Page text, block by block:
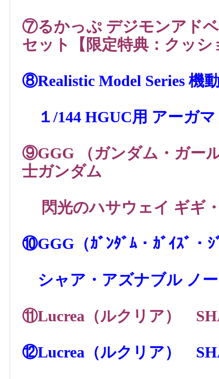
⑦るかっぷ デジモンアド
セット
【限定特典：クッ
⑧Realistic Model Series 機
１/144 HGUC用 アーガ
⑨GGG （ガンダム・ガー
士ガンダム
閃光のハサウェイ ギギ
⑩GGG（ｶﾞﾝﾀﾞﾑ・ｶﾞｲｽﾞ・
シャア・アズナブル ノ
⑪Lucrea（ルクリア）
⑫Lucrea（ルクリア）